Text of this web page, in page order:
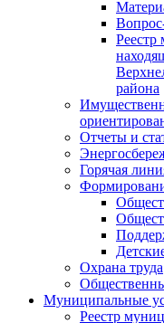
Реестр
района
Отчеты и
Горячая
Охрана труда
Муниципальные
Реестр